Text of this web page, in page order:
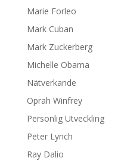
Marie Forleo
Mark Cuban
Mark Zuckerberg
Michelle Obama
Nätverkande
Oprah Winfrey
Personlig Utveckling
Peter Lynch
Ray Dalio